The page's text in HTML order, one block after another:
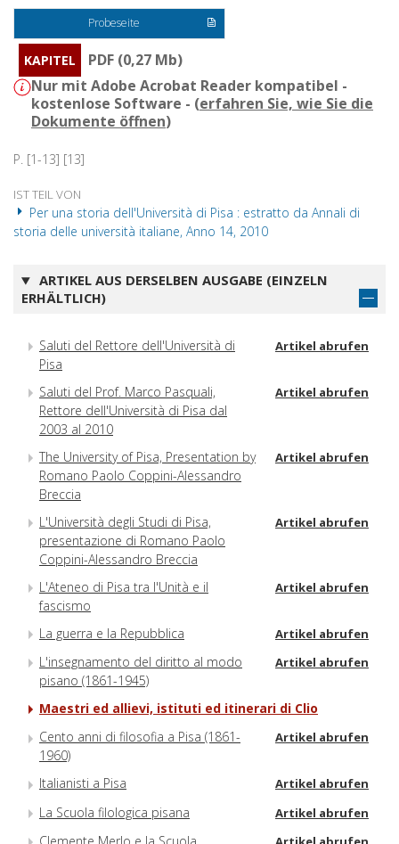
Probeseite
KAPITEL
PDF (0,27 Mb)
Nur mit Adobe Acrobat Reader kompatibel -
kostenlose Software - (erfahren Sie, wie Sie die
Dokumente öffnen)
P. [1-13] [13]
IST TEIL VON
Per una storia dell'Università di Pisa : estratto da Annali di
storia delle università italiane, Anno 14, 2010
ARTIKEL AUS DERSELBEN AUSGABE (EINZELN
ERHÄLTLICH)
Saluti del Rettore dell'Università di
Pisa
Artikel abrufen
Saluti del Prof. Marco Pasquali,
Rettore dell'Università di Pisa dal
2003 al 2010
Artikel abrufen
The University of Pisa, Presentation by
Romano Paolo Coppini-Alessandro
Breccia
Artikel abrufen
L'Università degli Studi di Pisa,
presentazione di Romano Paolo
Coppini-Alessandro Breccia
Artikel abrufen
L'Ateneo di Pisa tra l'Unità e il
fascismo
Artikel abrufen
La guerra e la Repubblica Artikel abrufen
L'insegnamento del diritto al modo
pisano (1861-1945)
Artikel abrufen
Maestri ed allievi, istituti ed itinerari di Clio
Cento anni di filosofia a Pisa (1861-
1960)
Artikel abrufen
Italianisti a Pisa Artikel abrufen
La Scuola filologica pisana Artikel abrufen